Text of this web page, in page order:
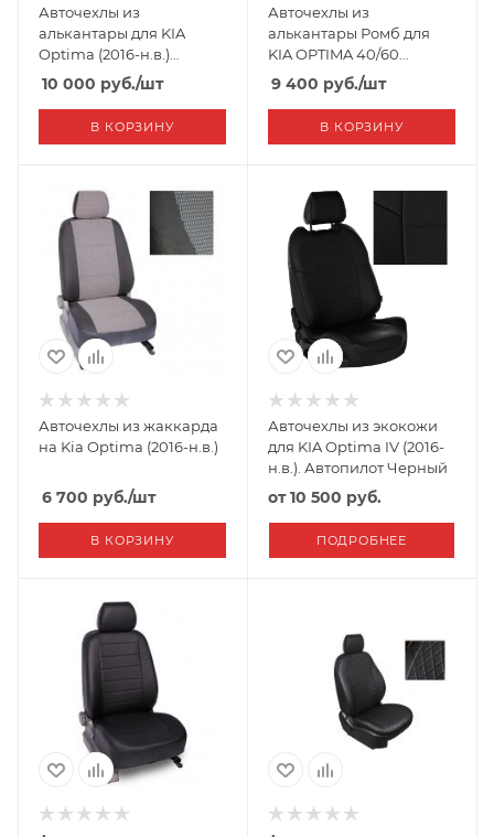
Авточехлы из
алькантары для KIA
Optima (2016-н.в.)
"Автопилот"
10 000 руб./шт
В КОРЗИНУ
Авточехлы из
алькантары Ромб для
KIA OPTIMA 40/60
комфорт,fleet рест (2016-
2020) "Seintex"
9 400 руб./шт
В КОРЗИНУ
Авточехлы из жаккарда
на Kia Optima (2016-н.в.)
6 700 руб./шт
В КОРЗИНУ
Авточехлы из экокожи
для KIA Optima IV (2016-
н.в.). Автопилот Черный
от10 500 руб.
ПОДРОБНЕЕ